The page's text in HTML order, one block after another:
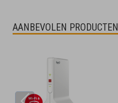
AANBEVOLEN PRODUCTEN